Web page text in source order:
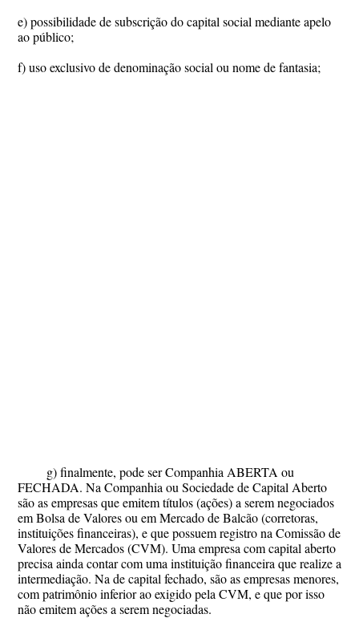
e) possibilidade de subscrição do capital social mediante apelo
ao público;
f) uso exclusivo de denominação social ou nome de fantasia;
g) finalmente, pode ser Companhia ABERTA ou
FECHADA. Na Companhia ou Sociedade de Capital Aberto
são as empresas que emitem títulos (ações) a serem negociados
em Bolsa de Valores ou em Mercado de Balcão (corretoras,
instituições financeiras), e que possuem registro na Comissão de
Valores de Mercados (CVM). Uma empresa com capital aberto
precisa ainda contar com uma instituição financeira que realize a
intermediação. Na de capital fechado, são as empresas menores,
com patrimônio inferior ao exigido pela CVM, e que por isso
não emitem ações a serem negociadas.